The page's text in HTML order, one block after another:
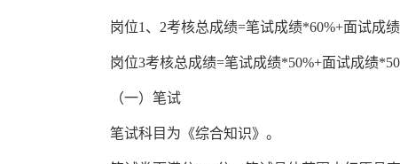
岗位1 、 2考核总成绩=笔试成绩*60%+面试成绩
岗位3考核总成绩=笔试成绩*50%+面试成绩*5
（一）笔试
笔试科目为《综合知识》。